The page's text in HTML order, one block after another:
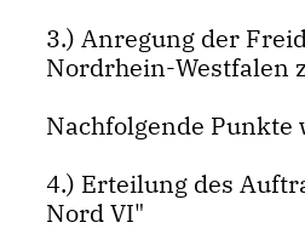
3.) Anregung der
Nordrhein-Westfalen
Nachfolgende
4.) Erteilung des
Nord VI"